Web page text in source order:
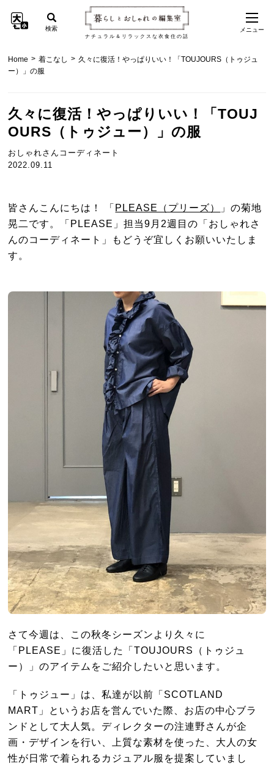
ナチュラル＆リラックスな衣食住の話
検索 メニュー
Home > 着こなし > 久々に復活！やっぱりいい！「TOUJOURS（トゥジュ
ー）」の服
久々に復活！やっぱりいい！「TOUJ
OURS（トゥジュー）」の服
おしゃれさんコーディネート
2022.09.11
皆さんこんにちは！ 「 PLEASE（プリーズ）
」の菊地
晃二です。「PLEASE」担当9月2週目の「おしゃれさ
んのコーディネート」もどうぞ宜しくお願いいたしま
す。
さて今週は、この秋冬シーズンより久々に
「PLEASE」に復活した「TOUJOURS（トゥジュ
ー）」のアイテムをご紹介したいと思います。
「トゥジュー」は、私達が以前「SCOTLAND
MART」というお店を営んでいた際、お店の中心ブラ
ンドとして大人気。ディレクターの注連野さんが企
画・デザインを行い、上質な素材を使った、大人の女
性が日常で着られるカジュアル服を提案していまし